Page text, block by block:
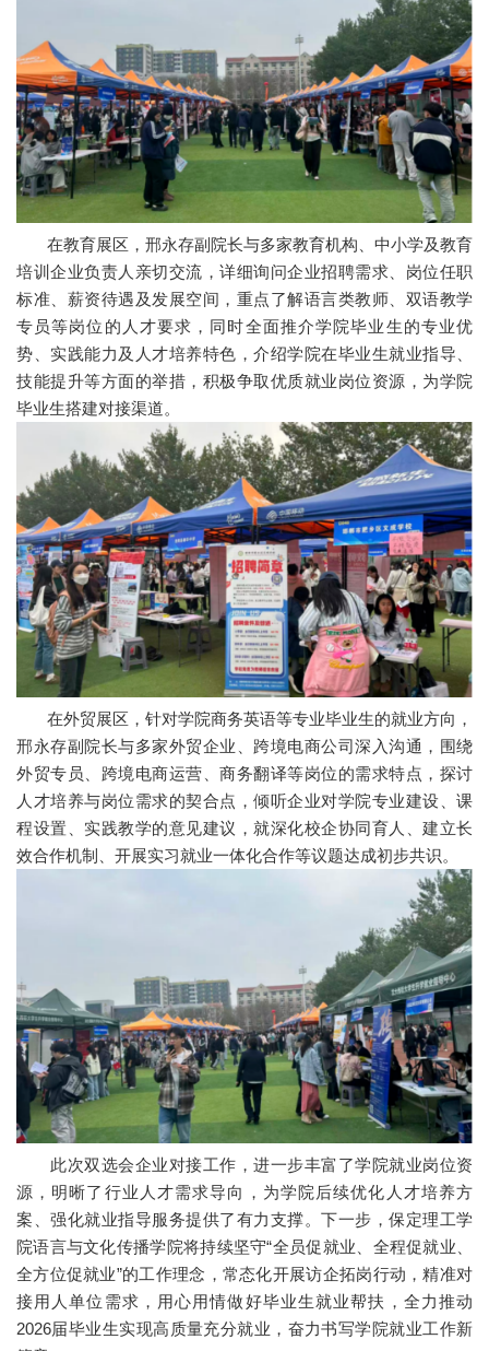
在教育展区，邢永存副院长与多家教育机构、中小学及教育
培训企业负责人亲切交流，详细询问企业招聘需求、岗位任职
标准、薪资待遇及发展空间，重点了解语言类教师、双语教学
专员等岗位的人才要求，同时全面推介学院毕业生的专业优
势、实践能力及人才培养特色，介绍学院在毕业生就业指导、
技能提升等方面的举措，积极争取优质就业岗位资源，为学院
毕业生搭建对接渠道。
在外贸展区，针对学院商务英语等专业毕业生的就业方向，
邢永存副院长与多家外贸企业、跨境电商公司深入沟通，围绕
外贸专员、跨境电商运营、商务翻译等岗位的需求特点，探讨
人才培养与岗位需求的契合点，倾听企业对学院专业建设、课
程设置、实践教学的意见建议，就深化校企协同育人、建立长
效合作机制、开展实习就业一体化合作等议题达成初步共识。
此次双选会企业对接工作，进一步丰富了学院就业岗位资
源，明晰了行业人才需求导向，为学院后续优化人才培养方
案、强化就业指导服务提供了有力支撑。下一步，保定理工学
院语言与文化传播学院将持续坚守“全员促就业、全程促就业、
全方位促就业”的工作理念，常态化开展访企拓岗行动，精准对
接用人单位需求，用心用情做好毕业生就业帮扶，全力推动
2026届毕业生实现高质量充分就业，奋力书写学院就业工作新